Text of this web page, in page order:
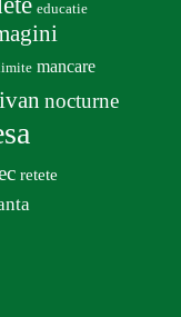
educatie
mancare
nocturne
retete